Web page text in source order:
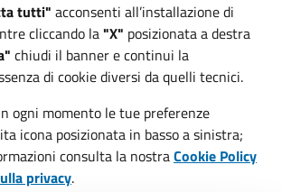
tutti" acconsenti all’installazione di
cliccando la"X" posizionata a destra
chiudi il banner e continui la
di cookie diversi da quelli tecnici.
ogni momento le tue preferenze
icona posizionata in basso a sinistra;
consulta la nostraCookie Policy
privacy.